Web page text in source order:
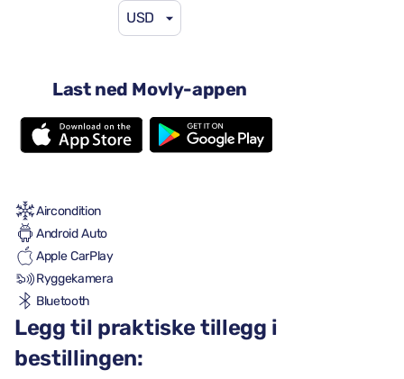
USD
Last ned Movly-appen
Automatisk transmisjon
5 seter
2 store kofferter
Aircondition
Android Auto
Apple CarPlay
Ryggekamera
Bluetooth
Legg til praktiske tillegg i
bestillingen: